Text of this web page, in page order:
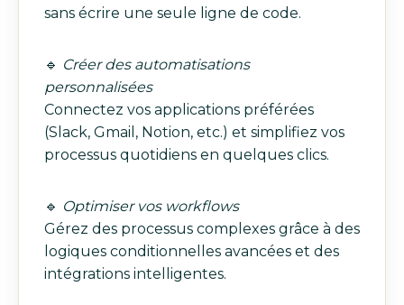
sans écrire une seule ligne de code.
🔹 Créer des automatisations
personnalisées
Connectez vos applications préférées
(Slack, Gmail, Notion, etc.) et simplifiez vos
processus quotidiens en quelques clics.
🔹 Optimiser vos workflows
Gérez des processus complexes grâce à des
logiques conditionnelles avancées et des
intégrations intelligentes.